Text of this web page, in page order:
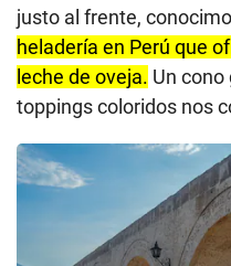
justo al frente,
heladería en Perú que
leche de oveja. Un
toppings coloridos nos